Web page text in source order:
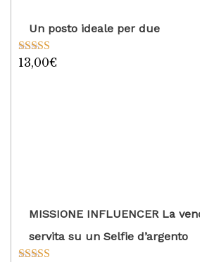
Un posto ideale per due
Valutato
13,00€
MISSIONE INFLUENCER La
servita su un Selfie d’argento